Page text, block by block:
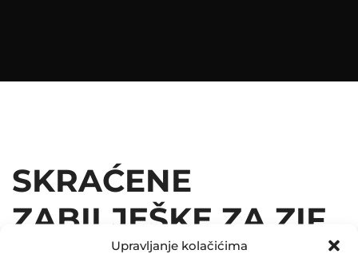
Upravljanje kolačićima
SKRAĆENE
ZABILJEŠKE ZA ZIF